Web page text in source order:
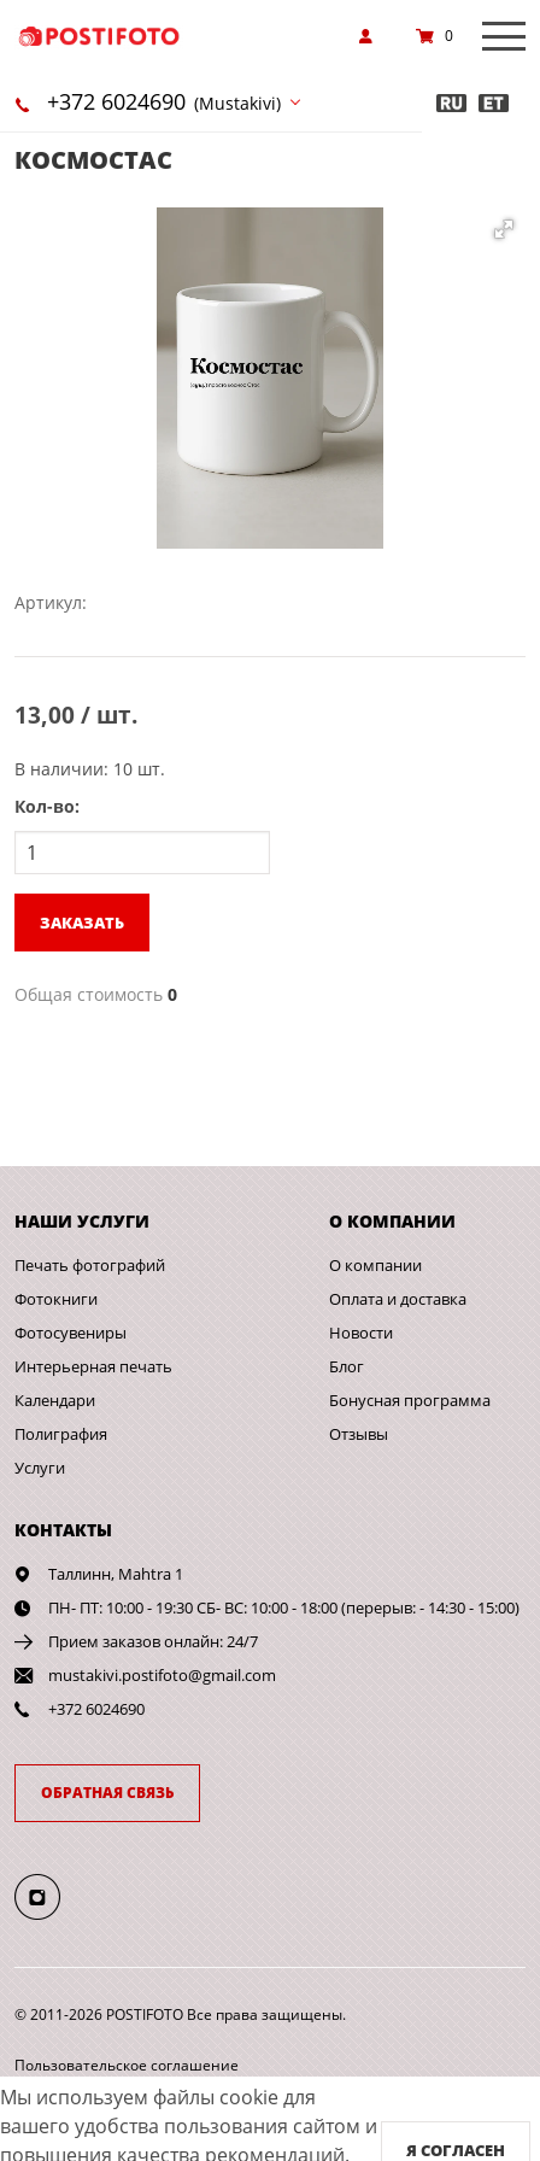
+372 6024690 (Mustakivi)
0
КОСМОСТАС
Артикул:
13,00 / шт.
В наличии: 10 шт.
Кол-во:
ЗАКАЗАТЬ
Общая стоимость 0
Мы используем файлы cookie для
вашего удобства пользования сайтом и
повышения качества рекомендаций.
Я СОГЛАСЕН
НАШИ УСЛУГИ
Печать фотографий
Фотокниги
Фотосувениры
Интерьерная печать
Календари
Полиграфия
Услуги
О КОМПАНИИ
О компании
Оплата и доставка
Новости
Блог
Бонусная программа
Отзывы
КОНТАКТЫ
Таллинн, Mahtra 1
ПН- ПТ: 10:00 - 19:30 СБ- ВС: 10:00 - 18:00 (перерыв: - 14:30 - 15:00)
Прием заказов онлайн: 24/7
mustakivi.postifoto@gmail.com
+372 6024690
ОБРАТНАЯ СВЯЗЬ
© 2011-2026 POSTIFOTO Все права защищены.
Пользовательское соглашение
Согласие на обработку персональных данных
Карта сайта